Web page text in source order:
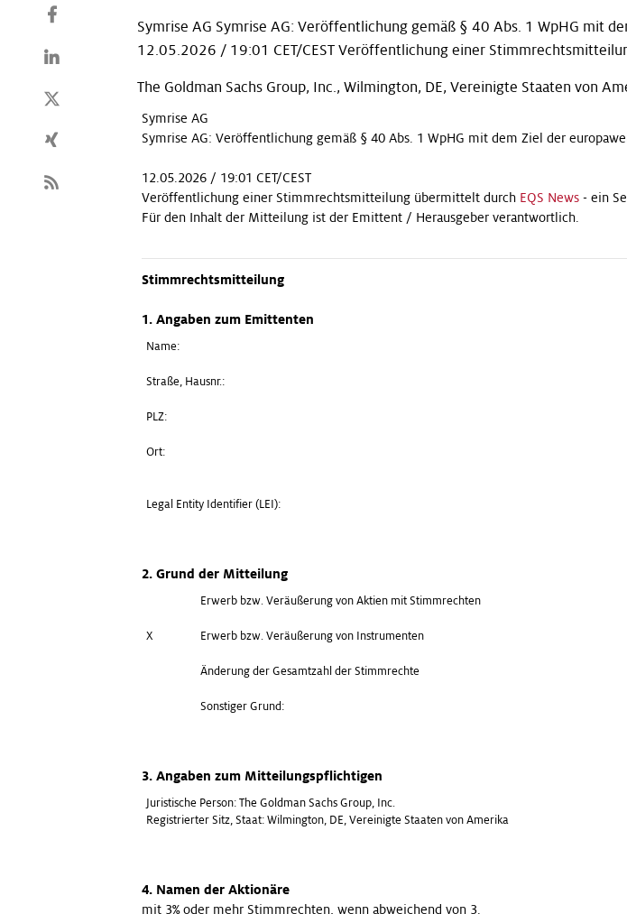
Symrise AG Symrise AG: Veröffentlichung gemäß § 40 Abs. 1 WpHG mit
12.05.2026 / 19:01 CET/CEST Veröffentlichung einer
The Goldman Sachs Group, Inc., Wilmington, DE, Vereinigte Staaten von
Symrise AG
Symrise AG: Veröffentlichung gemäß § 40 Abs. 1 WpHG mit dem Ziel der
12.05.2026 / 19:01 CET/CEST
Veröffentlichung einer Stimmrechtsmitteilung übermittelt durch EQS News - ein
Für den Inhalt der Mitteilung ist der Emittent / Herausgeber verantwortlich.
Stimmrechtsmitteilung
1. Angaben zum Emittenten
Name:
Straße, Hausnr.:
PLZ:
Ort:
Legal Entity Identifier (LEI):
2. Grund der Mitteilung
Erwerb bzw. Veräußerung von Aktien mit Stimmrechten
X Erwerb bzw. Veräußerung von Instrumenten
Änderung der Gesamtzahl der Stimmrechte
Sonstiger Grund:
3. Angaben zum Mitteilungspflichtigen
Juristische Person: The Goldman Sachs Group, Inc.
Registrierter Sitz, Staat: Wilmington, DE, Vereinigte Staaten von Amerika
4. Namen der Aktionäre
mit 3% oder mehr Stimmrechten, wenn abweichend von 3.